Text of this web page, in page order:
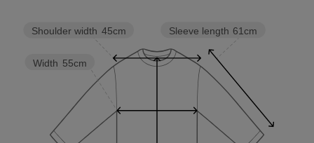
Sleeve length 61cm
Width 55cm
Shoulder width 45cm